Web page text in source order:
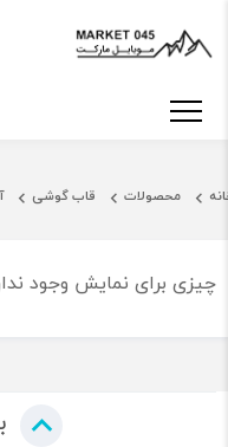
محصولات قاب گوشی
چیزی برای نمایش وجود